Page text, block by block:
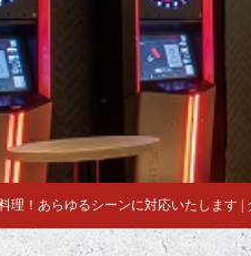
理！あらゆるシーンに対応いたします |